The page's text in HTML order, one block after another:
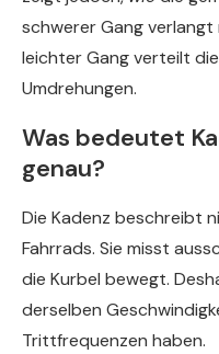
schwerer Gang
leichter Gang verteilt
Umdrehungen.
Was bedeutet
genau?
Die Kadenz beschreibt
Fahrrads. Sie misst
die Kurbel bewegt.
derselben
Trittfrequenzen haben.